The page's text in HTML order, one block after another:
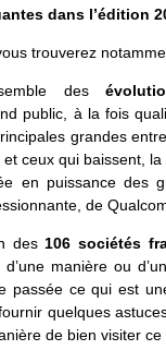
dans l’édition
trouverez
des
public, à la fois
grandes
ceux qui baissent,
en puissance des
de
des 106 sociétés
manière ou
passée ce qui est
quelques
de bien visiter ce